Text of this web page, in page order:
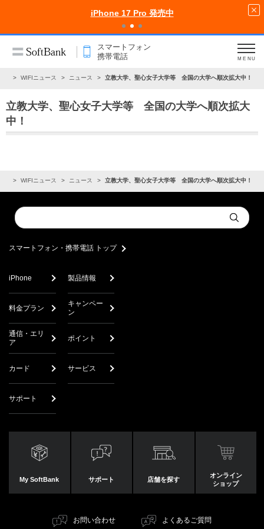
iPhone 17 Pro 発売中
スマートフォン
携帯電話
MENU
WIFIニュース ニュース 立教大学、聖心女子大学等 全国の大学へ順次拡大中！
立教大学、聖心女子大学等 全国の大学へ順次拡大
中！
WIFIニュース ニュース 立教大学、聖心女子大学等 全国の大学へ順次拡大中！
Conduct
a
Submit
スマートフォン・携帯電話 トップ
iPhone 製品情報
料金プラン
キャンペー
ン
通信・エリ
ア
ポイント
カード サービス
サポート
My SoftBank サポート 店舗を探す
オンライン
ショップ
お問い合わせ よくあるご質問